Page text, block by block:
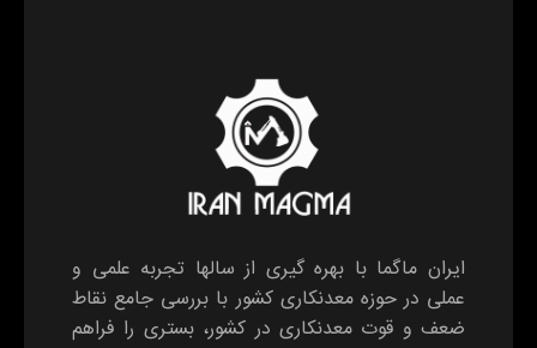
ایران ماگما با بهره گیری از سالها تجربه علمی و
عملی در حوزه معدنکاری کشور با بررسی جامع نقاط
ضعف و قوت معدنکاری در کشور، بستری را فراهم